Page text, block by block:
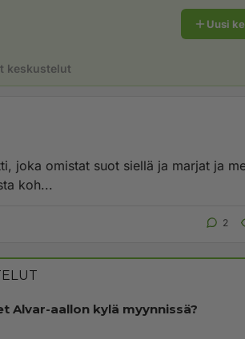
Uusi
keskustelut
joka omistat suot siellä ja marjat ja
koh...
2
Alvar-aallon kylä myynnissä?